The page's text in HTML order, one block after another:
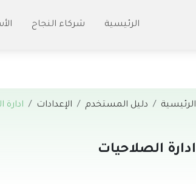
الرئيسية شركاء النجاح
الرئيسية دليل المستخدم الإعدادات ادارة
ادارة الصلاحيات